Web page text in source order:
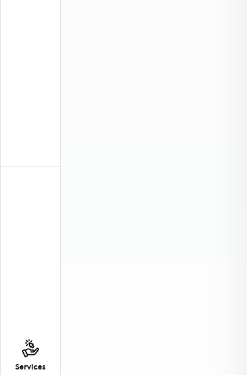
Services